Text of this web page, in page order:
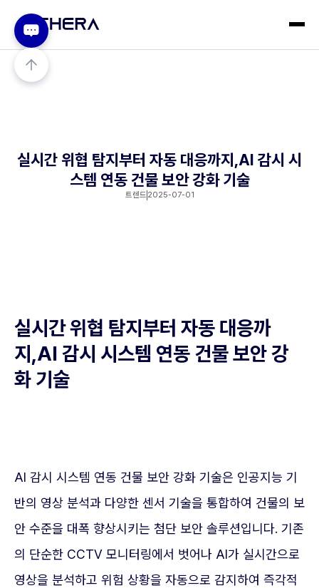
실시간 위협 탐지부터 자동 대응까지,AI 감시 시
스템 연동 건물 보안 강화 기술
트렌드 2025-07-01
실시간 위협 탐지부터 자동 대응까
지,AI 감시 시스템 연동 건물 보안 강
화 기술
AI 감시 시스템 연동 건물 보안 강화 기술은 인공지능 기
반의 영상 분석과 다양한 센서 기술을 통합하여 건물의 보
안 수준을 대폭 향상시키는 첨단 보안 솔루션입니다. 기존
의 단순한 CCTV 모니터링에서 벗어나 AI가 실시간으로
영상을 분석하고 위험 상황을 자동으로 감지하여 즉각적